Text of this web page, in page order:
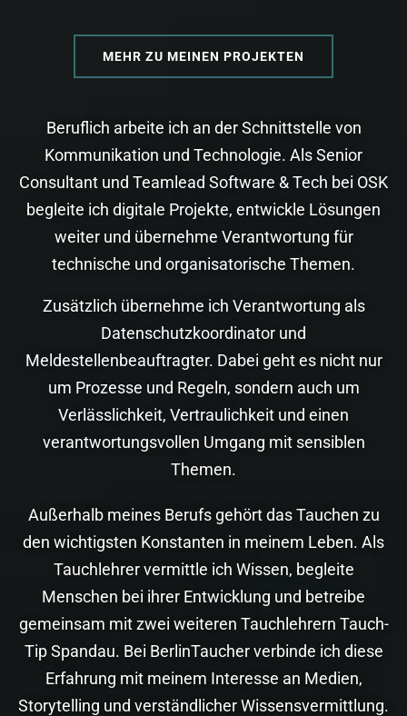
MEHR ZU MEINEN PROJEKTEN
Beruflich arbeite ich an der Schnittstelle von
Kommunikation und Technologie. Als Senior
Consultant und Teamlead Software & Tech bei OSK
begleite ich digitale Projekte, entwickle Lösungen
weiter und übernehme Verantwortung für
technische und organisatorische Themen.
Zusätzlich übernehme ich Verantwortung als
Datenschutzkoordinator und
Meldestellenbeauftragter. Dabei geht es nicht nur
um Prozesse und Regeln, sondern auch um
Verlässlichkeit, Vertraulichkeit und einen
verantwortungsvollen Umgang mit sensiblen
Themen.
Außerhalb meines Berufs gehört das Tauchen zu
den wichtigsten Konstanten in meinem Leben. Als
Tauchlehrer vermittle ich Wissen, begleite
Menschen bei ihrer Entwicklung und betreibe
gemeinsam mit zwei weiteren Tauchlehrern Tauch-
Tip Spandau. Bei BerlinTaucher verbinde ich diese
Erfahrung mit meinem Interesse an Medien,
Storytelling und verständlicher Wissensvermittlung.